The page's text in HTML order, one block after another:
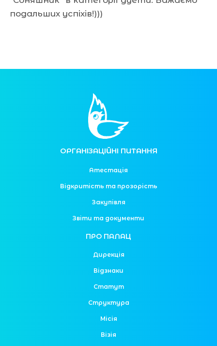
подальших успіхів!)))
ОРГАНІЗАЦІЙНІ ПИТАННЯ
Атестація
Відкритість та прозорість
Закупівля
Звіти та документи
ПРО ПАЛАЦ
Дирекція
Відзнаки
Статут
Структура
Місія
Візія